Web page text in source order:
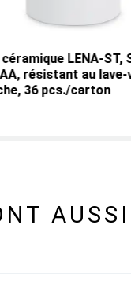
LENA-
résistant au lave-
36 pcs./carton